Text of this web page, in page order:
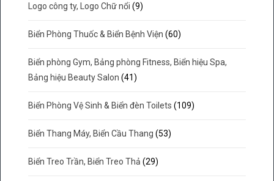
Logo công ty, Logo Chữ nổi (9)
Biển Phòng Thuốc & Biển Bệnh Viện (60)
Biển phòng Gym, Bảng phòng Fitness, Biển hiệu Spa,
Bảng hiệu Beauty Salon (41)
Biển Phòng Vệ Sinh & Biển đèn Toilets (109)
Biển Thang Máy, Biển Cầu Thang (53)
Biển Treo Trần, Biển Treo Thả (29)